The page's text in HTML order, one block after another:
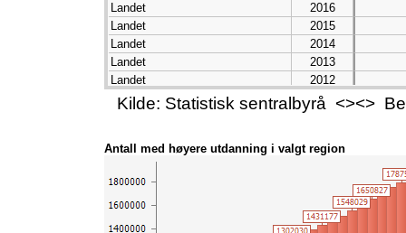
Landet
2016
Landet
2015
Landet
2014
Landet
2013
Landet
2012
Landet
2011
Landet
2008
Landet
Landet
2005
Landet
2004
Kilde: Statistisk sentralbyrå <><>
Antall med høyere utdanning i valgt region